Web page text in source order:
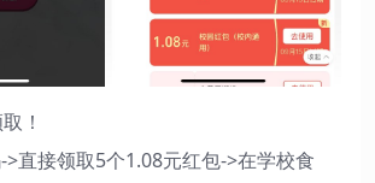
！
>直接领取5个1.08元红包->在学校食